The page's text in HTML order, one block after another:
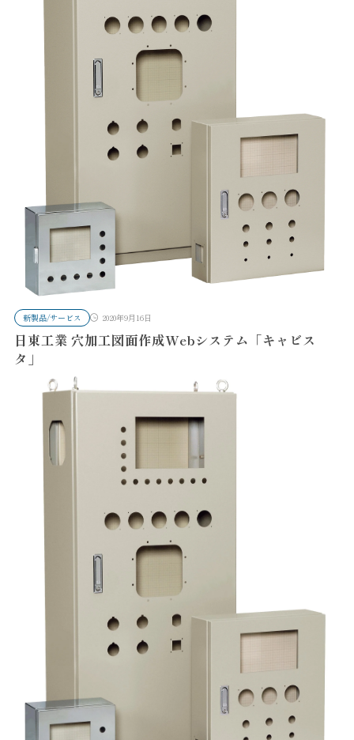
新製品/サービス 2020年9月16日
日東工業 穴加工図面作成Webシステム「キャビス
タ」